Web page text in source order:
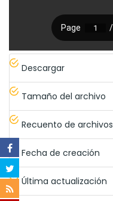
Descargar
Tamaño del archivo
Recuento de archivos
Fecha de creación
Última actualización